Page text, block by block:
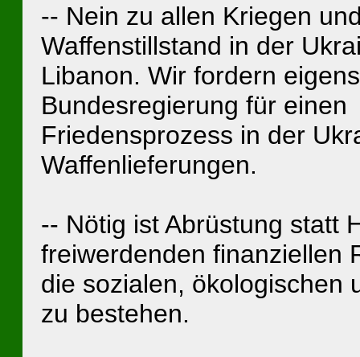
-- Nein zu allen Kriegen
Waffenstillstand in der
Libanon. Wir fordern
Bundesregierung für einen
Friedensprozess in der
Waffenlieferungen.
-- Nötig ist Abrüstung statt
freiwerdenden finanziellen
die sozialen, ökologischen
zu bestehen.